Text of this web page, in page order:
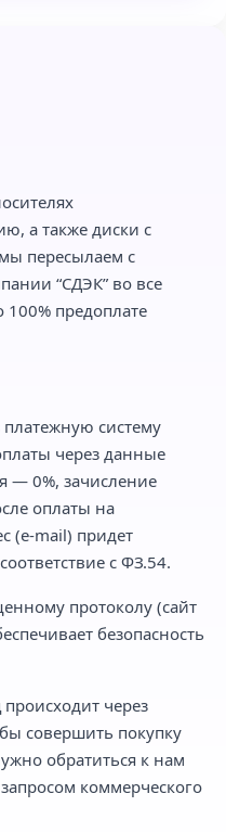
а также диски с
пересылаем с
“СДЭК” во все
предоплате
платежную систему
через данные
— 0%, зачисление
оплаты на
(e-mail) придет
с ФЗ.54.
протоколу (сайт
безопасность
через
совершить покупку
обратиться к нам
коммерческого